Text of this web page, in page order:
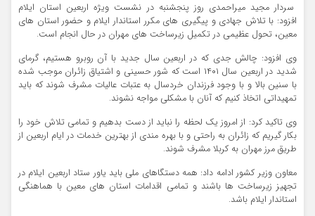
سردار مجید میراحمدی روز پنجشنبه در نشست ویژه اربعین استان ایلام
افزود: با تلاش جهادی و پیگیری های مکرر استاندار ایلام و حضور استان های
معین، تحول عظیمی در تکمیل زیرساخت های مهران در حال انجام است.
وی افزود: چالش جدی که در اربعین سال جدید با آن روبرو هستیم، گرمای
شدید در اربعین سال ۱۴۰۱ است که شور حسینی و اشتیاق زائران موجب شده
با سنین بالا و با وجود فرزندان خردسال به عتبات عالیات مشرف شوند که باید
تمهیداتی اتخاذ کنیم که آنان با مشکلی مواجه نشوند.
وی تاکید کرد: از امروز یک لحظه را نباید از دست بدهیم و تمامی تلاش خود را
بکار گیریم که زائران به راحتی و با بهره مندی از بهترین خدمات در ایام اربعین از
طریق مرز مهران به کربلا مشرف شوند.
معاون وزیر کشور ادامه داد: همه دستگاهای ملی باید یاور ستاد اربعین ایلام در
تجهیز زیرساخت ها باشند و تمامی اقدامات استان های معین با هماهنگی
استاندار ایلام باشد.